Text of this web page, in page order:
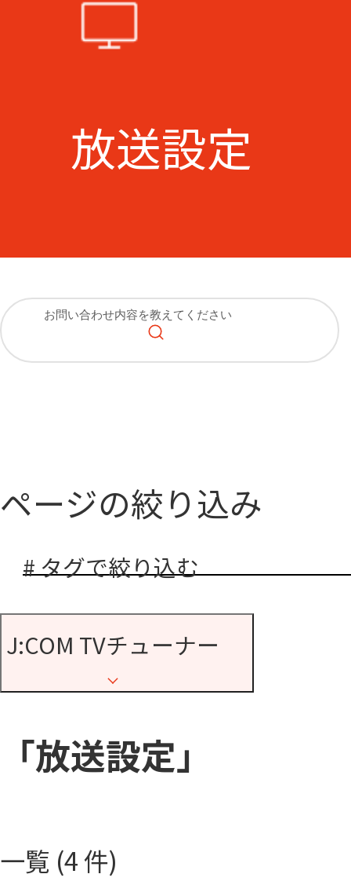
放送設定
ページの絞り込み
# タグで絞り込む
J:COM TVチューナー
「放送設定」
一覧 (4 件)